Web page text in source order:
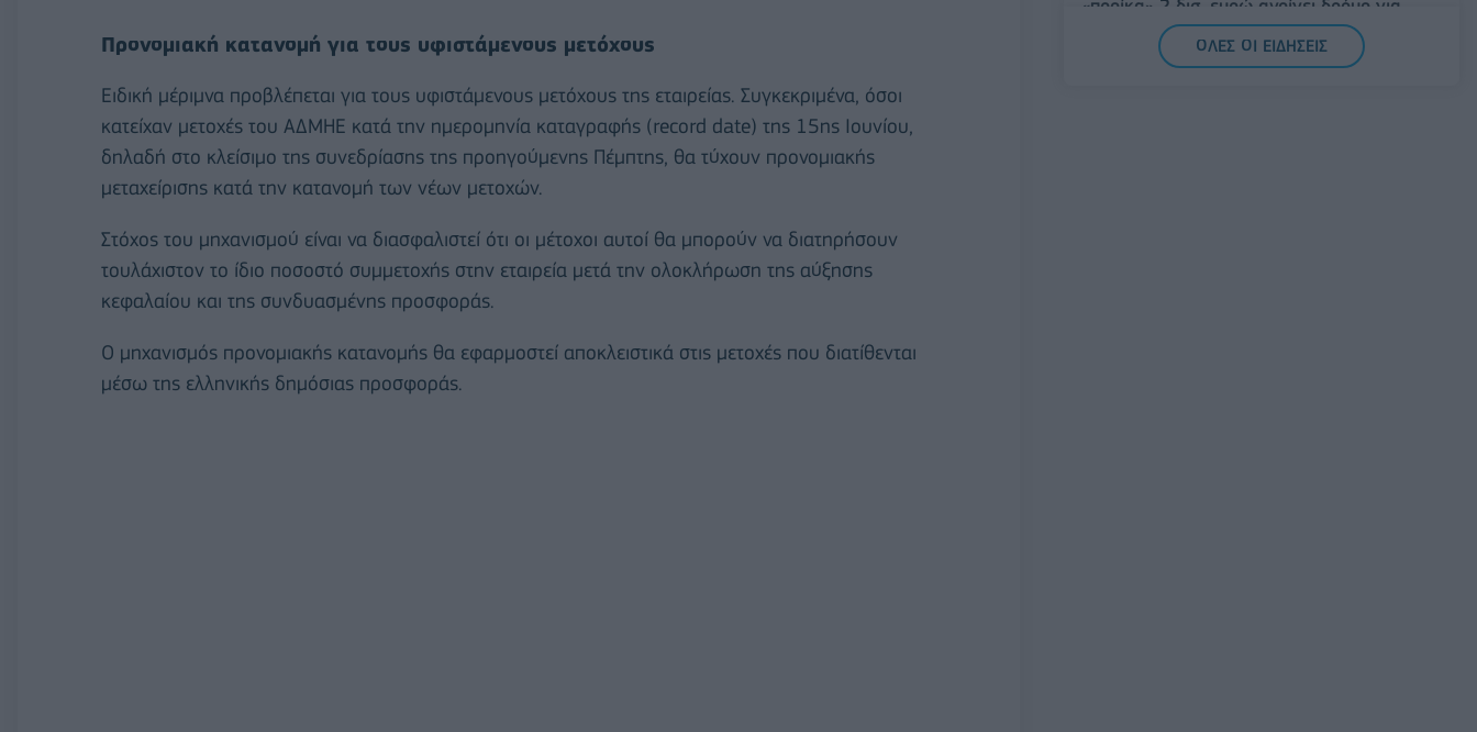
Προνομιακή κατανομή για τους υφιστάμενους μετόχους
Ειδική μέριμνα προβλέπεται για τους υφιστάμενους μετόχους της εταιρείας. Συγκεκριμένα, όσοι
κατείχαν μετοχές του ΑΔΜΗΕ κατά την ημερομηνία καταγραφής (record date) της 15ης Ιουνίου,
δηλαδή στο κλείσιμο της συνεδρίασης της προηγούμενης Πέμπτης, θα τύχουν προνομιακής
μεταχείρισης κατά την κατανομή των νέων μετοχών.
Στόχος του μηχανισμού είναι να διασφαλιστεί ότι οι μέτοχοι αυτοί θα μπορούν να διατηρήσουν
τουλάχιστον το ίδιο ποσοστό συμμετοχής στην εταιρεία μετά την ολοκλήρωση της αύξησης
κεφαλαίου και της συνδυασμένης προσφοράς.
Ο μηχανισμός προνομιακής κατανομής θα εφαρμοστεί αποκλειστικά στις μετοχές που διατίθενται
μέσω της ελληνικής δημόσιας προσφοράς.
«προίκα» 2 δισ. ευρώ ανοίγει δρόμο για
δάνεια έως 5 δισ. σε μικρομεσαίες
08/08/2026 - 11:22
ΟΛΕΣ ΟΙ ΕΙΔΗΣΕΙΣ